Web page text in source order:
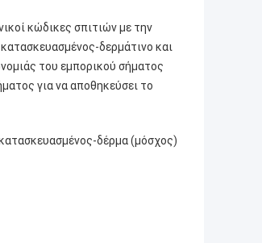
κώδικες σπιτιών με την
δερμάτινο και
του εμπορικού σήματος
για να αποθηκεύσει το
δέρμα (μόσχος)